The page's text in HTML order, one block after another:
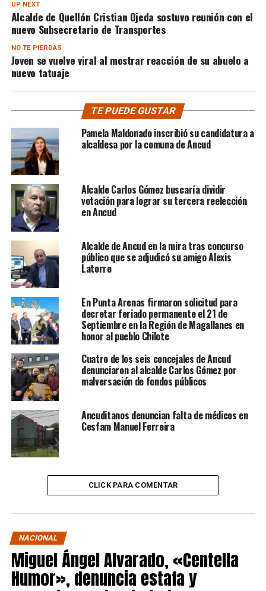
UP NEXT
Alcalde de Quellón Cristian Ojeda sostuvo reunión con el
nuevo Subsecretario de Transportes
NO TE PIERDAS
Joven se vuelve viral al mostrar reacción de su abuelo a
nuevo tatuaje
TE PUEDE GUSTAR
Pamela Maldonado inscribió su candidatura a
alcaldesa por la comuna de Ancud
Alcalde Carlos Gómez buscaría dividir
votación para lograr su tercera reelección
en Ancud
Alcalde de Ancud en la mira tras concurso
público que se adjudicó su amigo Alexis
Latorre
En Punta Arenas firmaron solicitud para
decretar feriado permanente el 21 de
Septiembre en la Región de Magallanes en
honor al pueblo Chilote
Cuatro de los seis concejales de Ancud
denunciaron al alcalde Carlos Gómez por
malversación de fondos públicos
Ancuditanos denuncian falta de médicos en
Cesfam Manuel Ferreira
CLICK PARA COMENTAR
NACIONAL
Miguel Ángel Alvarado, «Centella
Humor», denuncia estafa y